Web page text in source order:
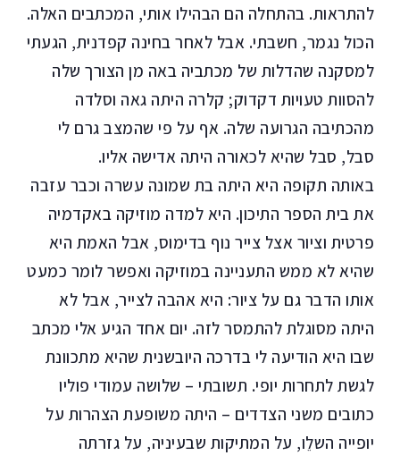
להתראות. בהתחלה הם הבהילו אותי, המכתבים האלה.
הכול נגמר, חשבתי. אבל לאחר בחינה קפדנית, הגעתי
למסקנה שהדלות של מכתביה באה מן הצורך שלה
להסוות טעויות דקדוק; קלרה היתה גאה וסלדה
מהכתיבה הגרועה שלה. אף על פי שהמצב גרם לי
סבל, סבל שהיא לכאורה היתה אדישה אליו.
באותה תקופה היא היתה בת שמונה עשרה וכבר עזבה
את בית הספר התיכון. היא למדה מוזיקה באקדמיה
פרטית וציור אצל צייר נוף בדימוס, אבל האמת היא
שהיא לא ממש התעניינה במוזיקה ואפשר לומר כמעט
אותו הדבר גם על ציור: היא אהבה לצייר, אבל לא
היתה מסוגלת להתמסר לזה. יום אחד הגיע אלי מכתב
שבו היא הודיעה לי בדרכה היובשנית שהיא מתכוונת
לגשת לתחרות יופי. תשובתי – שלושה עמודי פוליו
כתובים משני הצדדים – היתה משופעת הצהרות על
יופייה השלֵו, על המתיקות שבעיניה, על גזרתה